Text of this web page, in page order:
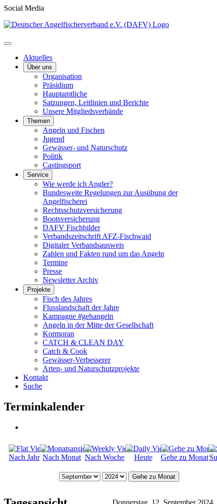
Social Media
Aktuelles
Über uns
Organisation
Präsidium
Hauptamtliche
Satzungen, Leitlinien und Berichte
Unsere Mitgliedsverbände
Themen
Angeln und Fischen
Jugend
Gewässer- und Naturschutz
Politik
Castingsport
Service
Wie werde ich Angler?
Bundesweite Regelungen zur Ausübung der
Angelfischerei
Rechtsschutzversicherung
Bootsversicherung
DAFV Fischbilder
Verbandszeitschrift AFZ-Fischwaid
Digitaler Verbandsausweis
Zahlen und Fakten rund um das Angeln
Termine
Presse
Newsletter Archiv
Projekte
Fisch des Jahres
Flusslandschaft der Jahre
Kampagne #gehangeln
Angeln in der Mitte der Gesellschaft
Kormoran
CATCH & CLEAN DAY
Catch & Cook
Gewässer-Verbesserer
Arten- und Naturschutzprojekte
Kontakt
Suche
Terminkalender
Nach Jahr Nach Monat Nach Woche Heute Gehe zu Monat
Gehe zu Monat
Donnerstag, 12. September 2024